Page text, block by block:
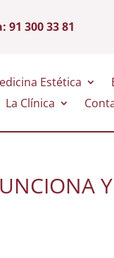
91 300 33 81
Estética
La Clínica